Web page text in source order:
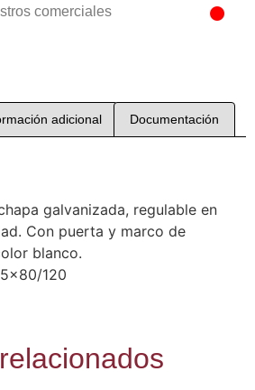
comerciales
adicional Documentación
galvanizada, regulable en
Con puerta y marco de
blanco.
120